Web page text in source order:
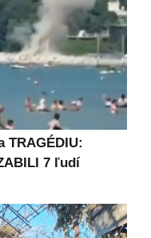
TRAGÉDIU:
7 ľudí